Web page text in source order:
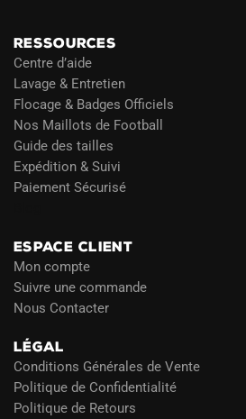
RESSOURCES
Centre d’aide
Lavage & Entretien
Flocage & Badges Officiels
Nos Maillots de Football
Guide des tailles
Expédition & Suivi
Paiement Sécurisé
ESPACE CLIENT
Mon compte
Suivre une commande
Nous Contacter
LÉGAL
Conditions Générales de Vente
Politique de Confidentialité
Politique de Retours